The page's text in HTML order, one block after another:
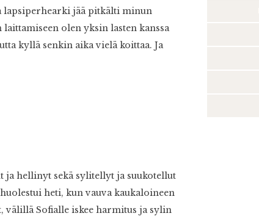
lapsiperhearki jää pitkälti minun
olen yksin lasten kanssa
kyllä senkin aika vielä koittaa. Ja
ja hellinyt sekä sylitellyt ja suukotellut
heti, kun vauva kaukaloineen
välillä Sofialle iskee harmitus ja sylin